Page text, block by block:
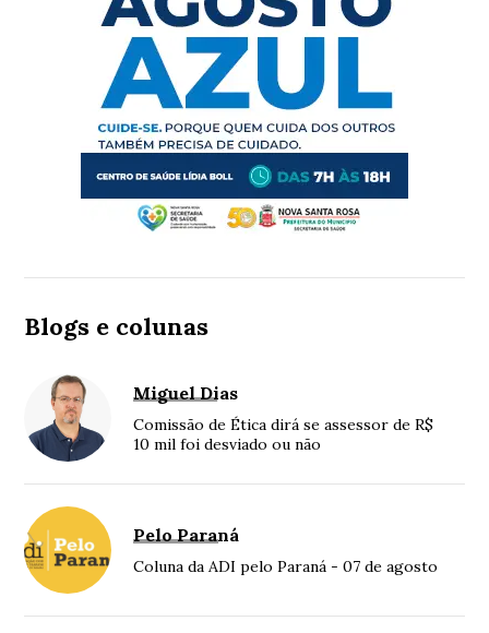
Blogs e colunas
Miguel Dias
Comissão de Ética dirá se assessor de R$
10 mil foi desviado ou não
Pelo Paraná
Coluna da ADI pelo Paraná - 07 de agosto